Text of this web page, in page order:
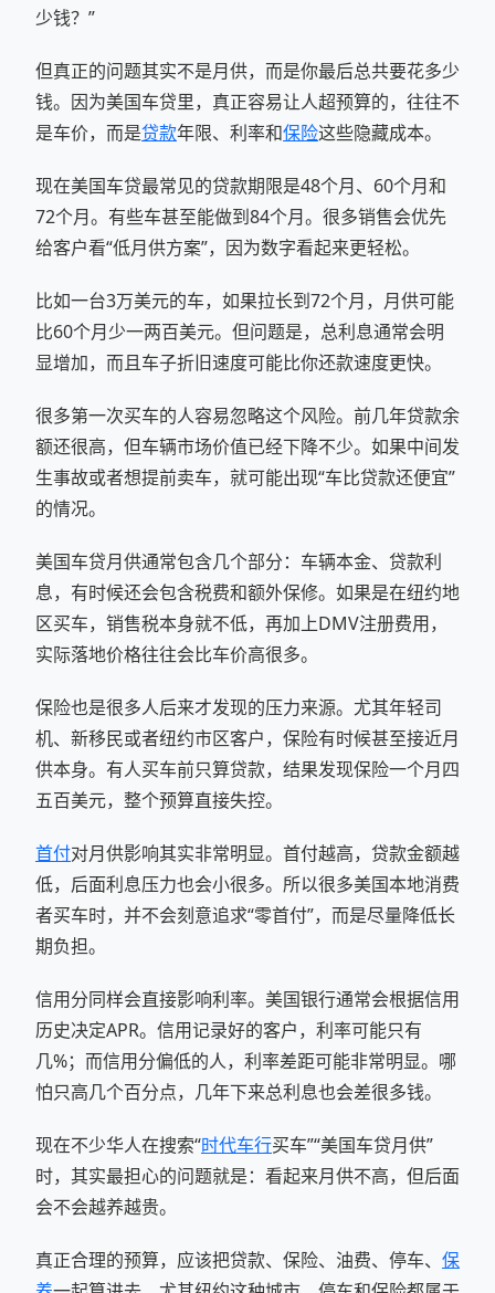
少钱？”
但真正的问题其实不是月供，而是你最后总共要花多少
钱。因为美国车贷里，真正容易让人超预算的，往往不
是车价，而是贷款年限、利率和保险这些隐藏成本。
现在美国车贷最常见的贷款期限是48个月、60个月和
72个月。有些车甚至能做到84个月。很多销售会优先
给客户看“低月供方案”，因为数字看起来更轻松。
比如一台3万美元的车，如果拉长到72个月，月供可能
比60个月少一两百美元。但问题是，总利息通常会明
显增加，而且车子折旧速度可能比你还款速度更快。
很多第一次买车的人容易忽略这个风险。前几年贷款余
额还很高，但车辆市场价值已经下降不少。如果中间发
生事故或者想提前卖车，就可能出现“车比贷款还便宜”
的情况。
美国车贷月供通常包含几个部分：车辆本金、贷款利
息，有时候还会包含税费和额外保修。如果是在纽约地
区买车，销售税本身就不低，再加上DMV注册费用，
实际落地价格往往会比车价高很多。
保险也是很多人后来才发现的压力来源。尤其年轻司
机、新移民或者纽约市区客户，保险有时候甚至接近月
供本身。有人买车前只算贷款，结果发现保险一个月四
五百美元，整个预算直接失控。
首付对月供影响其实非常明显。首付越高，贷款金额越
低，后面利息压力也会小很多。所以很多美国本地消费
者买车时，并不会刻意追求“零首付”，而是尽量降低长
期负担。
信用分同样会直接影响利率。美国银行通常会根据信用
历史决定APR。信用记录好的客户，利率可能只有
几%；而信用分偏低的人，利率差距可能非常明显。哪
怕只高几个百分点，几年下来总利息也会差很多钱。
现在不少华人在搜索“时代车行买车”“美国车贷月供”
时，其实最担心的问题就是：看起来月供不高，但后面
会不会越养越贵。
真正合理的预算，应该把贷款、保险、油费、停车、 保